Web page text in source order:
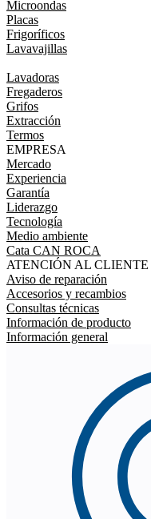
Microondas
Placas
Frigoríficos
Lavavajillas
Lavadoras
Fregaderos
Grifos
Extracción
Termos
EMPRESA
Mercado
Experiencia
Garantía
Liderazgo
Tecnología
Medio ambiente
Cata CAN ROCA
ATENCIÓN AL CLIENTE
Aviso de reparación
Accesorios y recambios
Consultas técnicas
Información de producto
Información general